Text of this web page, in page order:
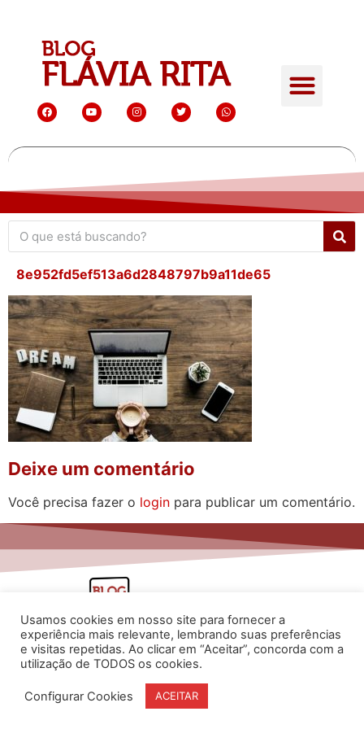
8e952fd5ef513a6d2848797b9a11de65
Deixe um comentário
Você precisa fazer o login para publicar um comentário.
www.flaviarita.com
Usamos cookies em nosso site para fornecer a
experiência mais relevante, lembrando suas preferências
e visitas repetidas. Ao clicar em “Aceitar”, concorda com a
utilização de TODOS os cookies.
Configurar Cookies ACEITAR